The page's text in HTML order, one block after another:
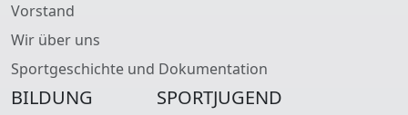
Vorstand
Wir über uns
Sportgeschichte und Dokumentation
BILDUNG SPORTJUGEND